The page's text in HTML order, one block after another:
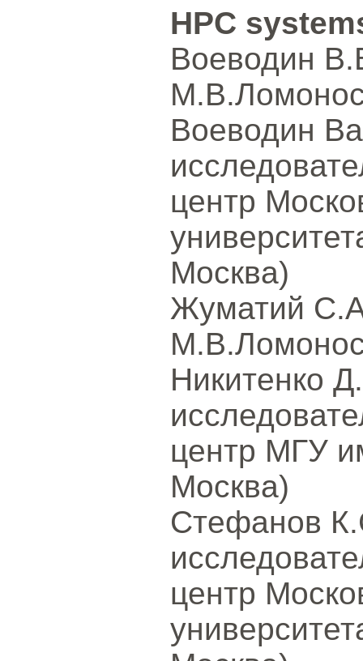
HPC
Воеводин
Воеводин
центр
Москва)
Жуматий
Никитенко
центр МГУ
Москва)
Стефанов
центр